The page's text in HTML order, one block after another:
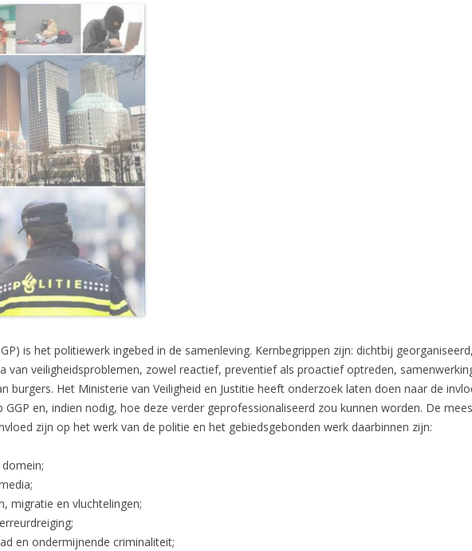
is het politiewerk ingebed in de samenleving. Kernbegrippen zijn: dichtbij
van veiligheidsproblemen, zowel reactief, preventief als proactief optreden,
burgers. Het Ministerie van Veiligheid en Justitie heeft onderzoek laten doen naar de
en, indien nodig, hoe deze verder geprofessionaliseerd zou kunnen worden. De
zijn op het werk van de politie en het gebiedsgebonden werk daarbinnen zijn:
migratie en vluchtelingen;
en ondermijnende criminaliteit;